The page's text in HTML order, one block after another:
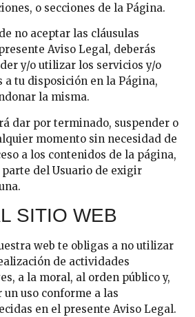
o secciones de la Página.
no aceptar las cláusulas
Aviso Legal, deberás
y/o utilizar los servicios y/o
a tu disposición en la Página,
la misma.
dar por terminado, suspender o
momento sin necesidad de
a los contenidos de la página,
del Usuario de exigir
SITIO WEB
web te obligas a no utilizar
de actividades
a la moral, al orden público y,
un uso conforme a las
en el presente Aviso Legal.